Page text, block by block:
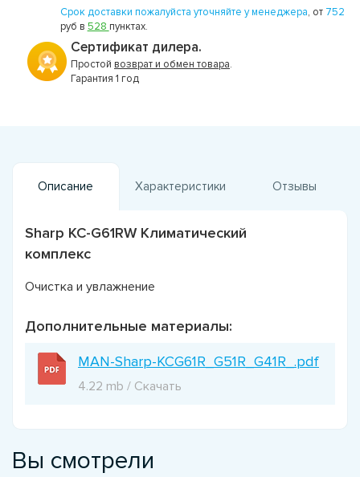
Срок доставки пожалуйста уточняйте у менеджера, от 752
руб в 528 пунктах.
Сертификат дилера.
Простой возврат и обмен товара.
Гарантия 1 год
Описание Характеристики Отзывы
Sharp KC-G61RW Климатический
комплекс
Очистка и увлажнение
Дополнительные материалы:
MAN-Sharp-KCG61R_G51R_G41R_.pdf
4.22 mb / Скачать
Вы смотрели